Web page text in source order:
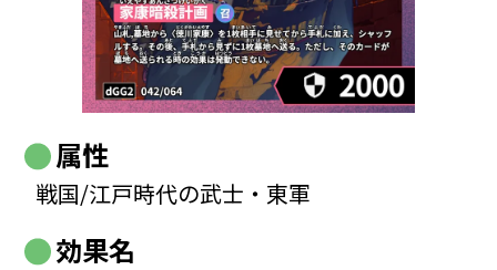
属性
戦国/江戸時代の武士・東軍
効果名